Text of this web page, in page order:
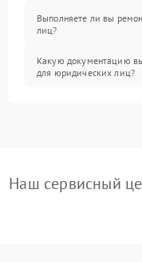
Выполняете ли вы
лиц?
Какую документацию
для юридических лиц?
Наш сервисный